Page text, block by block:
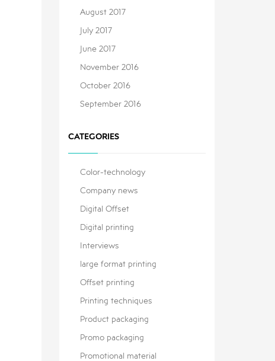
August 2017
July 2017
June 2017
November 2016
October 2016
September 2016
CATEGORIES
Color-technology
Company news
Digital Offset
Digital printing
Interviews
large format printing
Offset printing
Printing techniques
Product packaging
Promo packaging
Promotional material